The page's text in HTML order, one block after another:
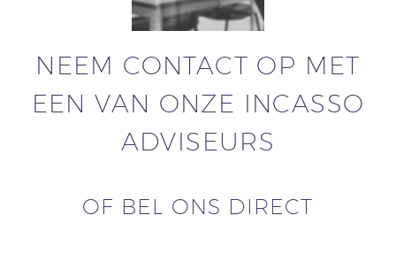
NEEM CONTACT OP MET
EEN VAN ONZE INCASSO
ADVISEURS
OF BEL ONS DIRECT